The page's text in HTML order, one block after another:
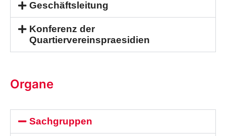
Geschäftsleitung
Konferenz der
Quartiervereinspraesidien
Organe
Sachgruppen